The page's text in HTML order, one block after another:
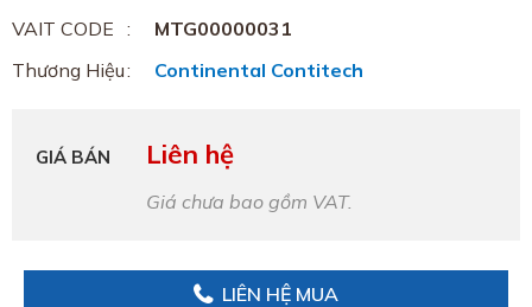
VAIT CODE
MTG00000031
Thương Hiệu
Continental Contitech
GIÁ BÁN Liên hệ
Giá chưa bao gồm VAT.
LIÊN HỆ MUA